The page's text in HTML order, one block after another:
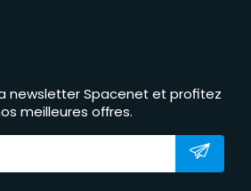
newsletter Spacenet et profitez
meilleures offres.